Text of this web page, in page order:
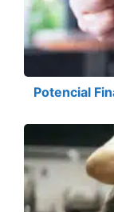
Potencial